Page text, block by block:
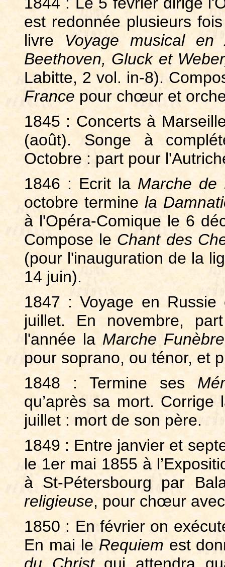
est redonnée plusieurs
livre Voyage musical en
Beethoven, Gluck et
Labitte, 2 vol. in-8).
France pour chœur et
1845 : Concerts à
(août). Songe à
Octobre : part pour
1846 : Ecrit la Marche de
octobre termine la
à l'Opéra-Comique le 6
Compose le Chant des
(pour l'inauguration de la
14 juin).
1847 : Voyage en
juillet. En novembre,
l'année la Marche
pour soprano, ou ténor, et
1848 : Termine ses
qu’après sa mort.
juillet : mort de son père.
1849 : Entre janvier et
le 1er mai 1855 à
à St-Pétersbourg par
religieuse, pour chœur
1850 : En février on
En mai le Requiem est